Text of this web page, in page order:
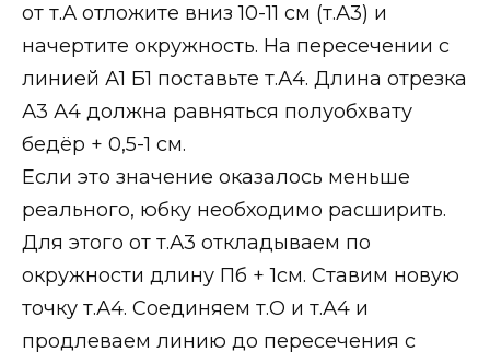
от т.А отложите вниз 10-11 см (т.А3) и
начертите окружность. На пересечении с
линией А1 Б1 поставьте т.А4. Длина отрезка
А3 А4 должна равняться полуобхвату
бедёр + 0,5-1 см.
Если это значение оказалось меньше
реального, юбку необходимо расширить.
Для этого от т.А3 откладываем по
окружности длину Пб + 1см. Ставим новую
точку т.А4. Соединяем т.О и т.А4 и
продлеваем линию до пересечения с